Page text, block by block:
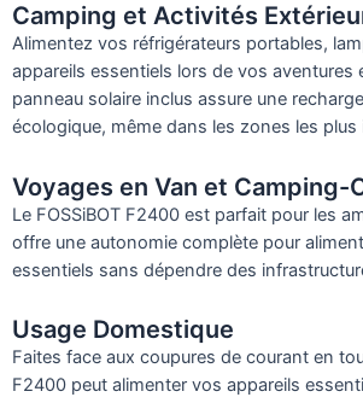
Camping et Activités
Alimentez vos réfrigérateurs portables,
appareils essentiels lors de vos aventures
panneau solaire inclus assure une
écologique, même dans les zones les plus
Voyages en Van et Camping-
Le FOSSiBOT F2400 est parfait pour les
offre une autonomie complète pour
essentiels sans dépendre des
Usage Domestique
Faites face aux coupures de courant en
F2400 peut alimenter vos appareils